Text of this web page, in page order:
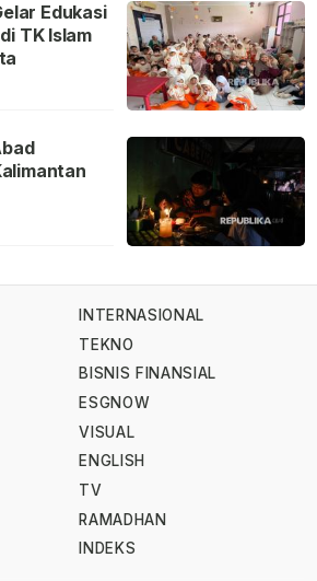
Edukasi
TK Islam
INTERNASIONAL
TEKNO
BISNIS FINANSIAL
ESGNOW
VISUAL
ENGLISH
TV
RAMADHAN
INDEKS